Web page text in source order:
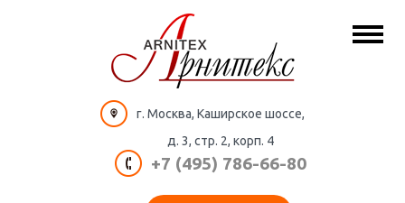
г. Москва, Каширское шоссе,
д. 3, стр. 2, корп. 4
+7 (495) 786-66-80